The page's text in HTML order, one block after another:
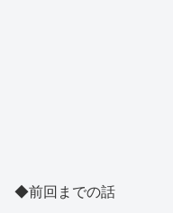
◆前回までの話